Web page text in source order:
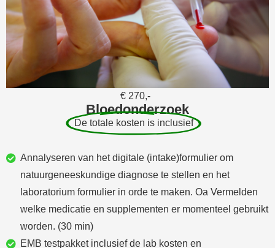
€ 270,-
Bloedonderzoek
De totale kosten is inclusief
Annalyseren van het digitale (intake)formulier om
natuurgeneeskundige diagnose te stellen en het
laboratorium formulier in orde te maken. Oa Vermelden
welke medicatie en supplementen er momenteel gebruikt
worden. (30 min)
EMB testpakket inclusief de lab kosten en